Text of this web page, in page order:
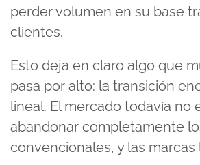
perder volumen en su base
clientes.
Esto deja en claro algo que
pasa por alto: la transición
lineal. El mercado todavía no
abandonar completamente
convencionales, y las marcas